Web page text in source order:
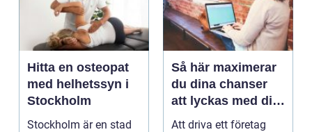
Hitta en osteopat
med helhetssyn i
Stockholm
Stockholm är en stad
Så här maximerar
du dina chanser
att lyckas med ditt
företag
Att driva ett företag